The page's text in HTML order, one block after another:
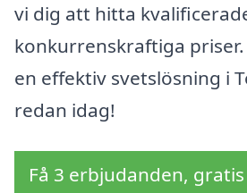
vi dig att hitta
konkurrenskraftiga
en effektiv svetslösning i
redan idag!
Få 3 erbjudanden,